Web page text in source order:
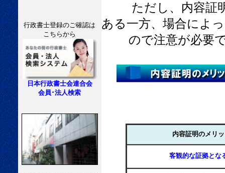
行政書士登録のご確認は
こちらから
日本行政書士会連合会
会員･法人検索
ただし、内容証
ある一方、場合によ
ので注意が必要
内容証明のメリ
客観的な証拠とな